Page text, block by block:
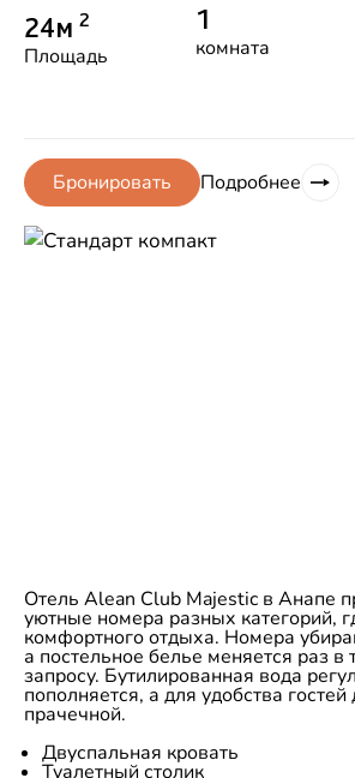
24м 2
Площадь
1
комната
Бронировать Подробнее
Отель Alean Club Majestic в Анапе
уютные номера разных категорий,
комфортного отдыха. Номера
а постельное белье меняется раз в
запросу. Бутилированная вода
пополняется, а для удобства гостей
прачечной.
Двуспальная кровать
Туалетный столик